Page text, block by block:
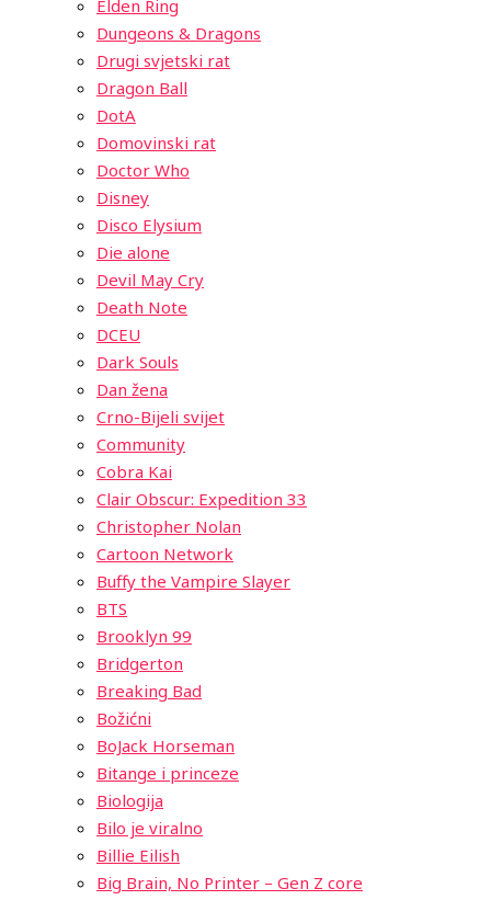
Elden Ring
Dungeons & Dragons
Drugi svjetski rat
Dragon Ball
DotA
Domovinski rat
Doctor Who
Disney
Disco Elysium
Die alone
Devil May Cry
Death Note
DCEU
Dark Souls
Dan žena
Crno-Bijeli svijet
Community
Cobra Kai
Clair Obscur: Expedition 33
Christopher Nolan
Cartoon Network
Buffy the Vampire Slayer
BTS
Brooklyn 99
Bridgerton
Breaking Bad
Božićni
BoJack Horseman
Bitange i princeze
Biologija
Bilo je viralno
Billie Eilish
Big Brain, No Printer – Gen Z core